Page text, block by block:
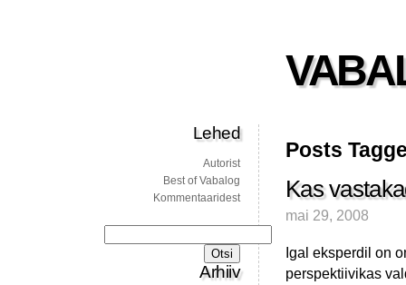
Posts
Kas
mai 29, 2008
Igal eksperdil on
perspektiivikas
Lehed
Autorist
Best of Vabalog
Kommentaaridest
Arhiiv